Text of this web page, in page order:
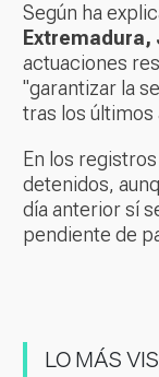
Según ha
Extremadura,
actuaciones
"garantizar la
tras los
En los
detenidos,
día anterior sí
pendiente de
LO MÁS